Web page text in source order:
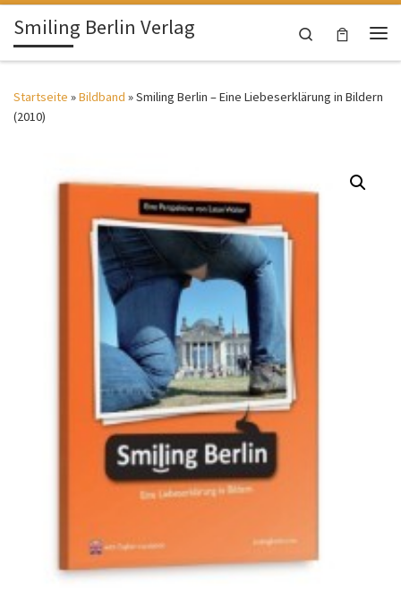
Zum Inhalt springen
Smiling Berlin Verlag
Search
Startseite »Bildband »Smiling Berlin – Eine Liebeserklärung in Bildern
(2010)